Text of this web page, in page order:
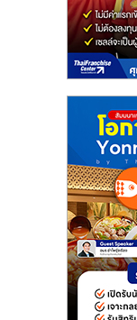
ไชส์
ไชส์
ขาย